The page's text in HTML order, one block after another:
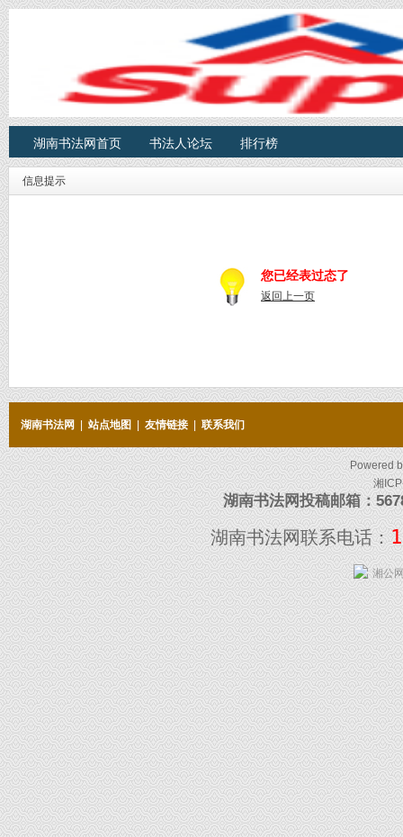
湖南书法网首页 书法人论坛 排行榜
信息提示
您已经表过态了
返回上一页
湖南书法网 站点地图 友情链接 联系我们
Powered
湘
湖南书法网投稿邮箱：
湖南书法网联系电话：
湘公